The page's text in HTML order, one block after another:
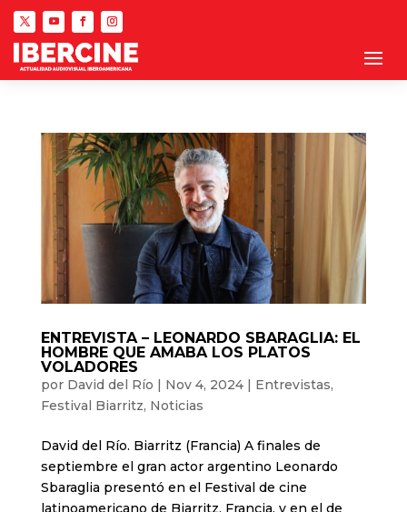
ENTREVISTA – LEONARDO SBARAGLIA: EL
HOMBRE QUE AMABA LOS PLATOS
VOLADORES
por David del Río Nov 4, 2024| Entrevistas,
Festival Biarritz, Noticias
David del Río. Biarritz (Francia) A finales de
septiembre el gran actor argentino Leonardo
Sbaraglia presentó en el Festival de cine